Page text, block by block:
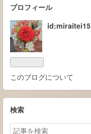
プロフィール
id:miraitei15
このブログについて
検索